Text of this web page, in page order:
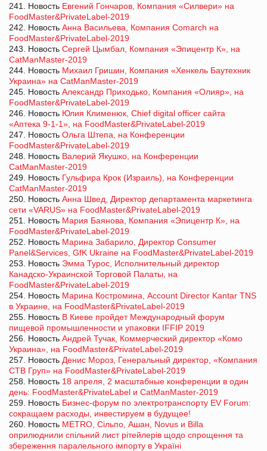
241. Новость Евгений Гончаров, Компания «Силвери» на
FoodMaster&PrivateLabel-2019
242. Новость Анна Васильева, Компания Comarch на
FoodMaster&PrivateLabel-2019
243. Новость Сергей Цымбал, Компания «Эпицентр К», на
CatManMaster-2019
244. Новость Михаил Гришин, Компания «Хенкель Баутехник
Украина» на CatManMaster-2019
245. Новость Александр Приходько, Компания «Олияр», на
FoodMaster&PrivateLabel-2019
246. Новость Юлия Клименюк, Chief digital officer сайта
«Аптека 9-1-1», на FoodMaster&PrivateLabel-2019
247. Новость Ольга Штепа, на Конференции
FoodMaster&PrivateLabel-2019
248. Новость Валерий Якушко, на Конференции
CatManMaster-2019
249. Новость Гульфира Крок (Израиль), на Конференции
CatManMaster-2019
250. Новость Анна Швед, Директор департамента маркетинга
сети «VARUS» на FoodMaster&PrivateLabel-2019
251. Новость Мария Баянова, Компания «Эпицентр К», на
FoodMaster&PrivateLabel-2019
252. Новость Марина Забарило, Директор Consumer
Panel&Services, GfK Ukraine на FoodMaster&PrivateLabel-2019
253. Новость Эмма Турос, Исполнительный директор
Канадско-Украинской Торговой Палаты, на
FoodMaster&PrivateLabel-2019
254. Новость Марина Костромина, Account Director Kantar TNS
в Украине, на FoodMaster&PrivateLabel-2019
255. Новость В Киеве пройдет Международный форум
пищевой промышленности и упаковки IFFIP 2019
256. Новость Андрей Тучак, Коммерческий директор «Комо
Украина», на FoodMaster&PrivateLabel-2019
257. Новость Денис Мороз, Генеральный директор, «Компания
СТВ Груп» на FoodMaster&PrivateLabel-2019
258. Новость 18 апреля, 2 масштабные конференции в один
день: FoodMaster&PrivateLabel и CatManMaster-2019
259. Новость Бизнес-форум по электротранспорту EV Forum:
сокращаем расходы, инвестируем в будущее!
260. Новость METRO, Сiльпо, Ашан, Novus и Billa
оприлюднили спільний лист рітейлерів щодо спрощення та
збереження паралельного імпорту в Україні